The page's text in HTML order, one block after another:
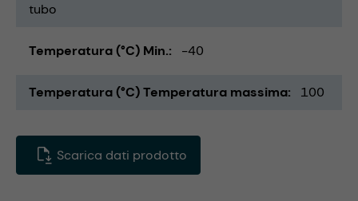
tubo
Temperatura (°C) Min. -40
Temperatura (°C) Temperatura massima 100
Scarica dati prodotto